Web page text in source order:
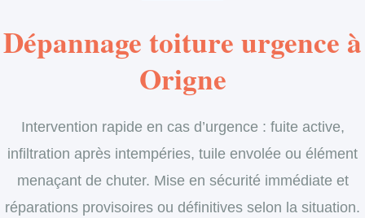
Dépannage toiture urgence à
Origne
Intervention rapide en cas d’urgence : fuite active,
infiltration après intempéries, tuile envolée ou élément
menaçant de chuter. Mise en sécurité immédiate et
réparations provisoires ou définitives selon la situation.